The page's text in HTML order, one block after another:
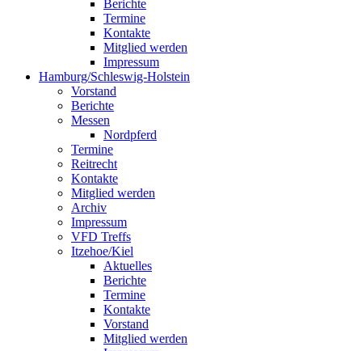
Berichte
Termine
Kontakte
Mitglied werden
Impressum
Hamburg/Schleswig-Holstein
Vorstand
Berichte
Messen
Nordpferd
Termine
Reitrecht
Kontakte
Mitglied werden
Archiv
Impressum
VFD Treffs
Itzehoe/Kiel
Aktuelles
Berichte
Termine
Kontakte
Vorstand
Mitglied werden